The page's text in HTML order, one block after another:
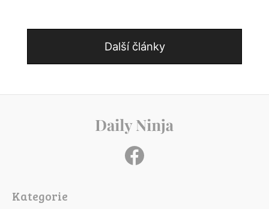
Další články
Kategorie